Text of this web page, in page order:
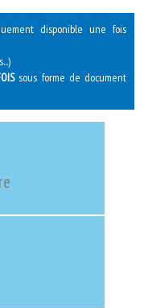
disponible une fois
sous forme de document